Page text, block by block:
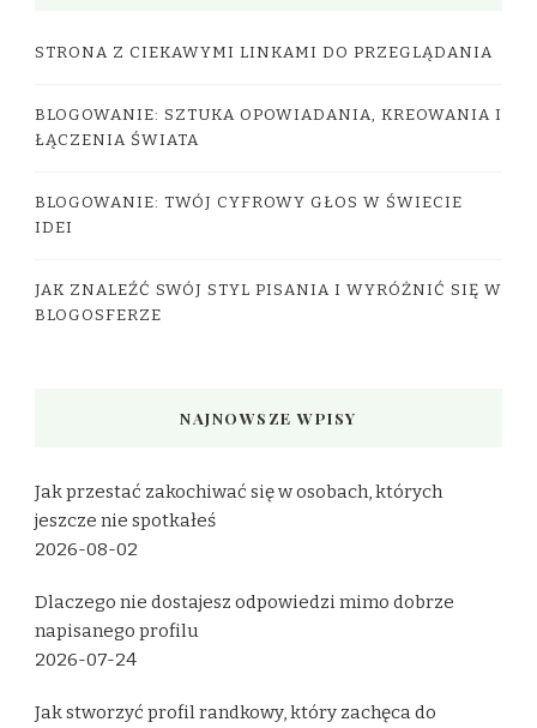
STRONA Z CIEKAWYMI LINKAMI DO PRZEGLĄDANIA
BLOGOWANIE: SZTUKA OPOWIADANIA, KREOWANIA I
ŁĄCZENIA ŚWIATA
BLOGOWANIE: TWÓJ CYFROWY GŁOS W ŚWIECIE
IDEI
JAK ZNALEŹĆ SWÓJ STYL PISANIA I WYRÓŻNIĆ SIĘ W
BLOGOSFERZE
NAJNOWSZE WPISY
Jak przestać zakochiwać się w osobach, których
jeszcze nie spotkałeś
2026-08-02
Dlaczego nie dostajesz odpowiedzi mimo dobrze
napisanego profilu
2026-07-24
Jak stworzyć profil randkowy, który zachęca do